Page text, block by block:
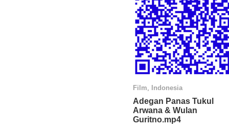
Film, Indonesia
Adegan Panas Tukul
Arwana & Wulan
Guritno.mp4
Film Indonesia
Adegan Panas Tukul
Arwana & Wulan
Guritno.mp4